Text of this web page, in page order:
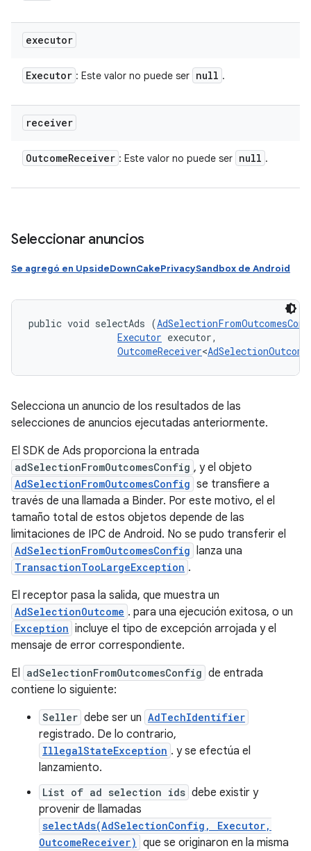
executor
Executor : Este valor no puede ser null .
receiver
OutcomeReceiver : Este valor no puede ser null .
Seleccionar anuncios
Se agregó en UpsideDownCakePrivacySandbox de Android
public void selectAds (
Executor executor,
OutcomeReceiver<AdSelectionOutcome
Selecciona un anuncio de los resultados de las
selecciones de anuncios ejecutadas anteriormente.
El SDK de Ads proporciona la entrada
adSelectionFromOutcomesConfig , y el objeto
AdSelectionFromOutcomesConfig se transfiere a
través de una llamada a Binder. Por este motivo, el el
tamaño total de estos objetos depende de las
limitaciones de IPC de Android. No se pudo transferir el
AdSelectionFromOutcomesConfig lanza una
TransactionTooLargeException .
El receptor pasa la salida, que muestra un
AdSelectionOutcome . para una ejecución exitosa, o un
Exception incluye el tipo de excepción arrojada y el
mensaje de error correspondiente.
El adSelectionFromOutcomesConfig de entrada
contiene lo siguiente:
Seller debe ser un AdTechIdentifier
registrado. De lo contrario,
IllegalStateException . y se efectúa el
lanzamiento.
List of ad selection ids debe existir y
provenir de llamadas
selectAds(AdSelectionConfig, Executor,
OutcomeReceiver) que se originaron en la misma